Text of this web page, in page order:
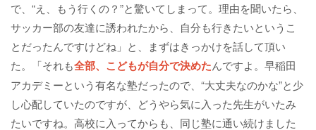
で、“え、もう行くの？”と驚いてしまって。理由を聞いたら、
サッカー部の友達に誘われたから、自分も行きたいというこ
とだったんですけどね」と、まずはきっかけを話して頂い
た。「それも全部、こどもが自分で決めたんですよ。早稲田
アカデミーという有名な塾だったので、“大丈夫なのかな”と少
し心配していたのですが、どうやら気に入った先生がいたみ
たいですね。高校に入ってからも、同じ塾に通い続けました